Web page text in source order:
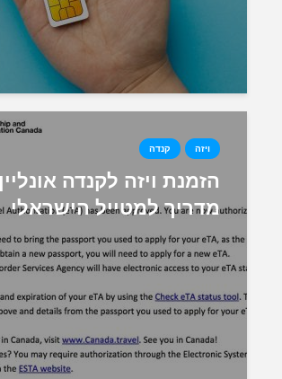
ויזה קנדה
הזמנת ויזה לקנדה
מדריך למטייל הישראלי